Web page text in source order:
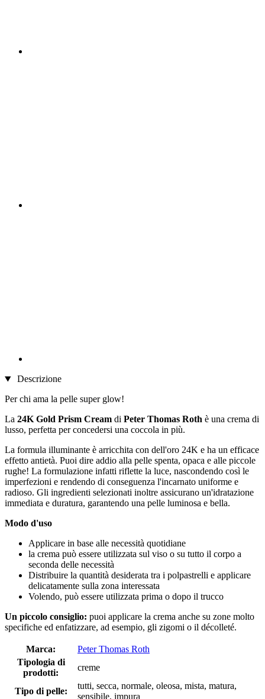
Descrizione
Per chi ama la pelle super glow!
La 24K Gold Prism Cream di Peter Thomas Roth è una crema di
lusso, perfetta per concedersi una coccola in più.
La formula illuminante è arricchita con dell'oro 24K e ha un efficace
effetto antietà. Puoi dire addio alla pelle spenta, opaca e alle piccole
rughe! La formulazione infatti riflette la luce, nascondendo così le
imperfezioni e rendendo di conseguenza l'incarnato uniforme e
radioso. Gli ingredienti selezionati inoltre assicurano un'idratazione
immediata e duratura, garantendo una pelle luminosa e bella.
Modo d'uso
Applicare in base alle necessità quotidiane
la crema può essere utilizzata sul viso o su tutto il corpo a
seconda delle necessità
Distribuire la quantità desiderata tra i polpastrelli e applicare
delicatamente sulla zona interessata
Volendo, può essere utilizzata prima o dopo il trucco
Un piccolo consiglio: puoi applicare la crema anche su zone molto
specifiche ed enfatizzare, ad esempio, gli zigomi o il décolleté.
Marca:
Peter Thomas Roth
Tipologia di
prodotti:
creme
Tipo di pelle:
tutti, secca, normale, oleosa, mista, matura,
sensibile, impura